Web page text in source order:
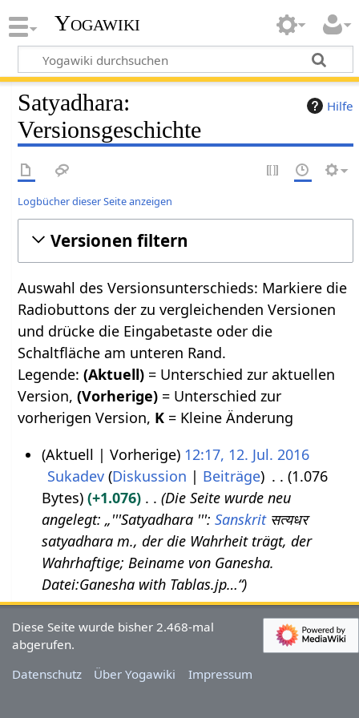
Yogawiki
Hilfe
Satyadhara:
Versionsgeschichte
Logbücher dieser Seite anzeigen
Versionen filtern
Auswahl des Versionsunterschieds: Markiere die
Radiobuttons der zu vergleichenden Versionen
und drücke die Eingabetaste oder die
Schaltfläche am unteren Rand.
Legende:(Aktuell) = Unterschied zur aktuellen
Version,(Vorherige) = Unterschied zur
vorherigen Version, K = Kleine Änderung
2
0
1
Aktuell Vorherige 12:17, 12. Jul. 2016
Sukadev Diskussion Beiträge
1.076
Bytes
+1.076
Die Seite wurde neu
angelegt: „'''Satyadhara ''': Sanskritसत्यधर
satyadhara m., der die Wahrheit trägt, der
Wahrhaftige; Beiname von Ganesha.
Datei:Ganesha with Tablas.jp…“
Diese Seite wurde bisher 2.468-mal
abgerufen.
Datenschutz
Über Yogawiki Impressum